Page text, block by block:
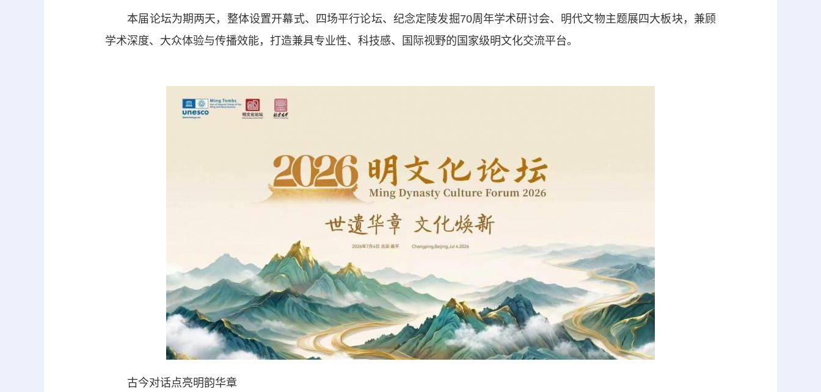
本届论坛为期两天，整体设置开幕式、四场平行论坛、纪念定陵发掘70周年学术研讨会、明代文物主题展四大板块，兼顾
学术深度、大众体验与传播效能，打造兼具专业性、科技感、国际视野的国家级明文化交流平台。
古今对话点亮明韵华章